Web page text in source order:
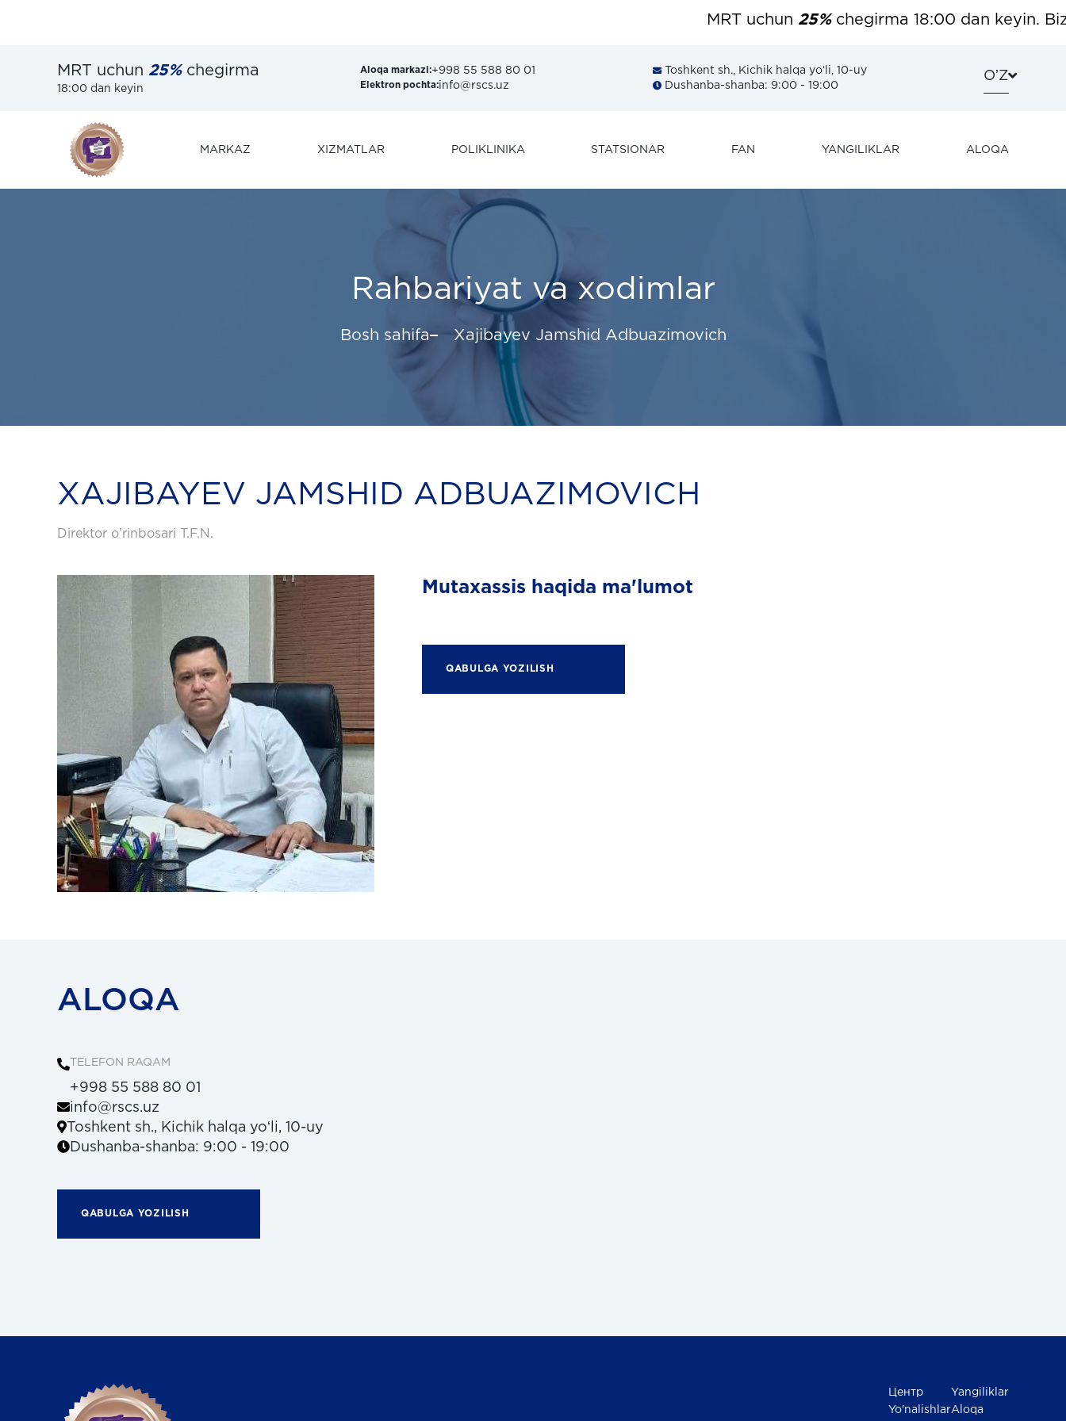
MRT uchun25%chegirma 18:00 dan keyin.
MRT uchun 25%chegirma
18:00 dan keyin
Aloqa markazi:+998 55 588 80 01
Elektron pochta:info@rscs.uz
Toshkent sh., Kichik halqa yoʻli, 10-uy
Dushanba-shanba: 9:00 - 19:00
OʼZ
MARKAZ XIZMATLAR POLIKLINIKA STATSIONAR FAN YANGILIKLAR ALOQA
Rahbariyat va xodimlar
Bosh sahifa Xajibayev Jamshid Adbuazimovich
XAJIBAYEV JAMSHID ADBUAZIMOVICH
Direktor o’rinbosari T.F.N.
Mutaxassis haqida ma'lumot
QABULGA YOZILISH
ALOQA
TELEFON RAQAM
+998 55 588 80 01
info@rscs.uz
Toshkent sh., Kichik halqa yoʻli, 10-uy
Dushanba-shanba: 9:00 - 19:00
QABULGA YOZILISH
Центр
Yo'nalishlar
Yangiliklar
Aloqa